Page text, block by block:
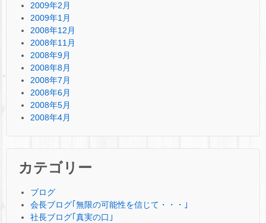
2009年2月
2009年1月
2008年12月
2008年11月
2008年9月
2008年8月
2008年7月
2008年6月
2008年5月
2008年4月
カテゴリー
ブログ
会長ブログ｢無限の可能性を信じて・・・｣
社長ブログ｢真実の口｣